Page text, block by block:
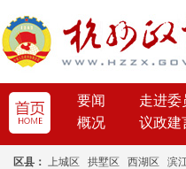
要闻 走进委
概况
议政建
区县： 上城区 拱墅区 西湖区 滨